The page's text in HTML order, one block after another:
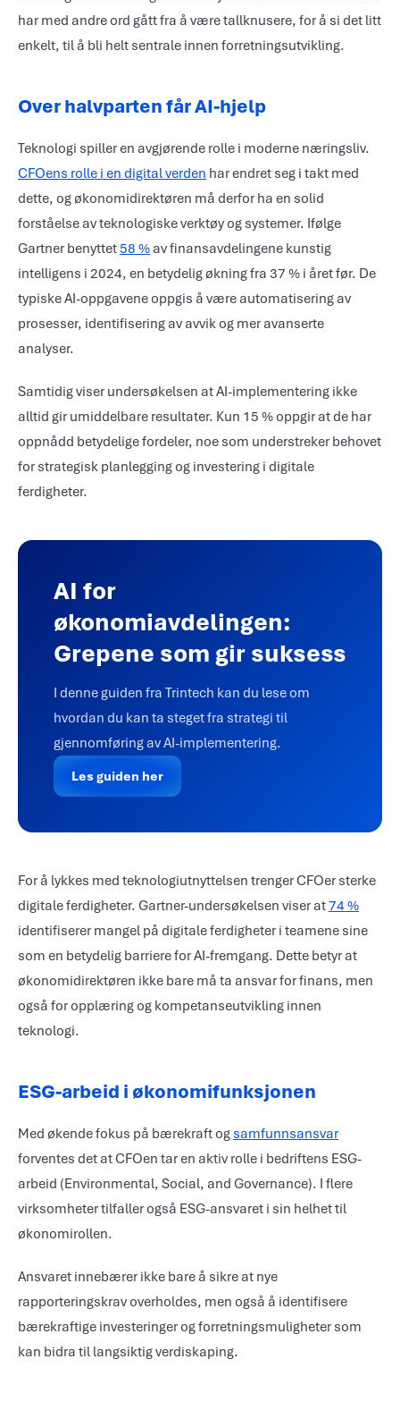
har med andre ord gått fra å være tallknusere, for å si det litt
enkelt, til å bli helt sentrale innen forretningsutvikling.
Over halvparten får AI-hjelp
Teknologi spiller en avgjørende rolle i moderne næringsliv.
CFOens rolle i en digital verden har endret seg i takt med
dette, og økonomidirektøren må derfor ha en solid
forståelse av teknologiske verktøy og systemer. Ifølge
Gartner benyttet58 % av finansavdelingene kunstig
intelligens i 2024, en betydelig økning fra 37 % i året før. De
typiske AI-oppgavene oppgis å være automatisering av
prosesser, identifisering av avvik og mer avanserte
analyser.
Samtidig viser undersøkelsen at AI-implementering ikke
alltid gir umiddelbare resultater. Kun 15 % oppgir at de har
oppnådd betydelige fordeler, noe som understreker behovet
for strategisk planlegging og investering i digitale
ferdigheter.
AI for
økonomiavdelingen:
Grepene som gir suksess
I denne guiden fra Trintech kan du lese om
hvordan du kan ta steget fra strategi til
gjennomføring av AI-implementering.
Les guiden her
For å lykkes med teknologiutnyttelsen trenger CFOer sterke
digitale ferdigheter. Gartner-undersøkelsen viser at74 %
identifiserer mangel på digitale ferdigheter i teamene sine
som en betydelig barriere for AI-fremgang. Dette betyr at
økonomidirektøren ikke bare må ta ansvar for finans, men
også for opplæring og kompetanseutvikling innen
teknologi.
ESG-arbeid i økonomifunksjonen
Med økende fokus på bærekraft og samfunnsansvar
forventes det at CFOen tar en aktiv rolle i bedriftens ESG-
arbeid (Environmental, Social, and Governance). I flere
virksomheter tilfaller også ESG-ansvaret i sin helhet til
økonomirollen.
Ansvaret innebærer ikke bare å sikre at nye
rapporteringskrav overholdes, men også å identifisere
bærekraftige investeringer og forretningsmuligheter som
kan bidra til langsiktig verdiskaping.